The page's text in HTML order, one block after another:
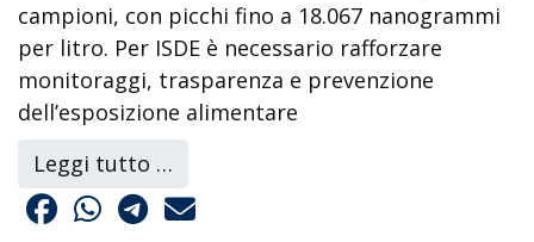
campioni, con picchi fino a 18.067 nanogrammi
per litro. Per ISDE è necessario rafforzare
monitoraggi, trasparenza e prevenzione
dell’esposizione alimentare
Leggi tutto …